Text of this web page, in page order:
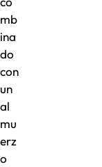
mb
ina
do
con
un
al
mu
erz
o